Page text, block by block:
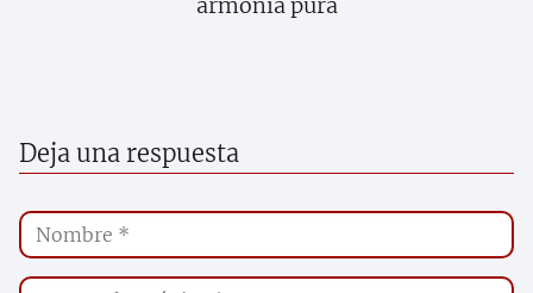
Deja una respuesta